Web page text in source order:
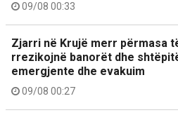
09/08 00:33
Zjarri në Krujë merr përmasa
rrezikojnë banorët dhe
emergjente dhe evakuim
09/08 00:27